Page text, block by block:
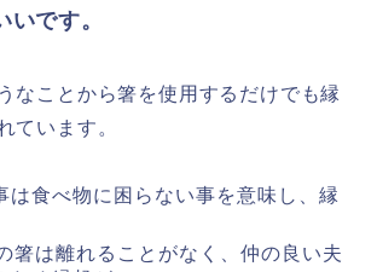
いです。
なことから箸を使用するだけでも縁
ています。
は食べ物に困らない事を意味し、縁
箸は離れることがなく、仲の良い夫